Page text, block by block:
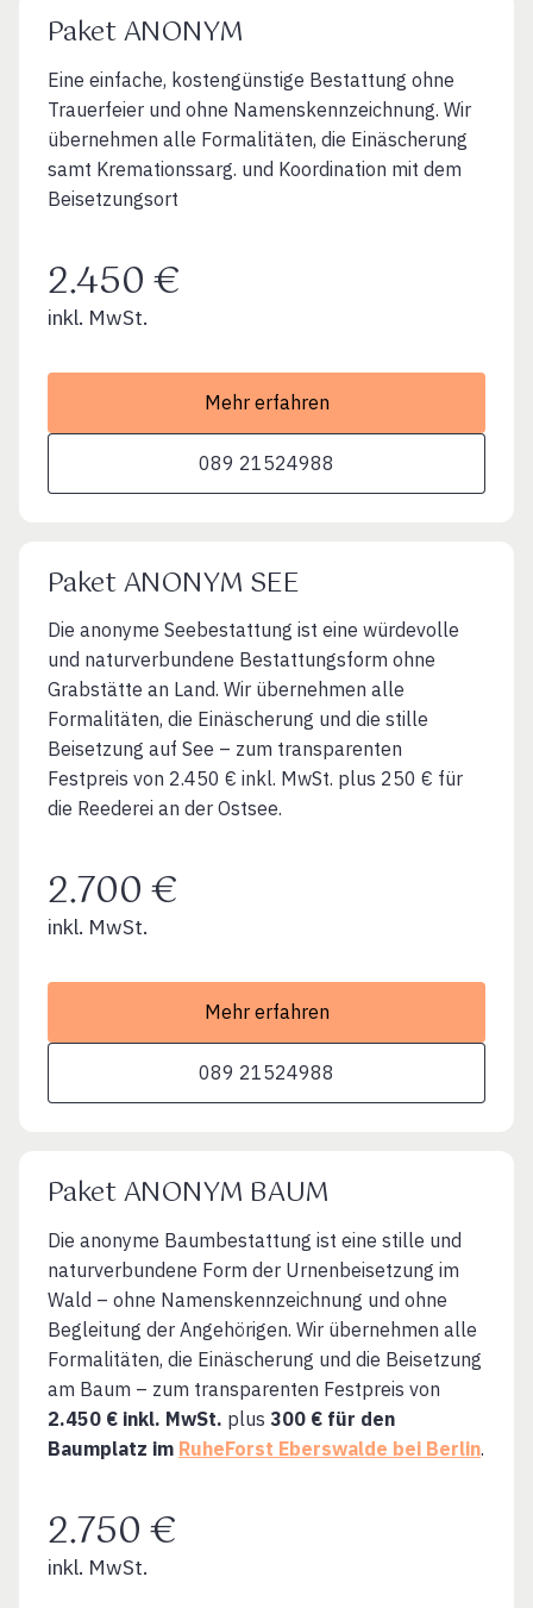
Paket ANONYM
Eine einfache, kostengünstige Bestattung ohne
Trauerfeier und ohne Namenskennzeichnung. Wir
übernehmen alle Formalitäten, die Einäscherung
samt Kremationssarg. und Koordination mit dem
Beisetzungsort
2.450 €
inkl. MwSt.
Mehr erfahren
089 21524988
Paket ANONYM SEE
Die anonyme Seebestattung ist eine würdevolle
und naturverbundene Bestattungsform ohne
Grabstätte an Land. Wir übernehmen alle
Formalitäten, die Einäscherung und die stille
Beisetzung auf See – zum transparenten
Festpreis von 2.450 € inkl. MwSt. plus 250 € für
die Reederei an der Ostsee.
2.700 €
inkl. MwSt.
Mehr erfahren
089 21524988
Paket ANONYM BAUM
Die anonyme Baumbestattung ist eine stille und
naturverbundene Form der Urnenbeisetzung im
Wald – ohne Namenskennzeichnung und ohne
Begleitung der Angehörigen. Wir übernehmen alle
Formalitäten, die Einäscherung und die Beisetzung
am Baum – zum transparenten Festpreis von
2.450 € inkl. MwSt. plus 300 € für den
Baumplatz im RuheForst Eberswalde bei Berlin.
2.750 €
inkl. MwSt.